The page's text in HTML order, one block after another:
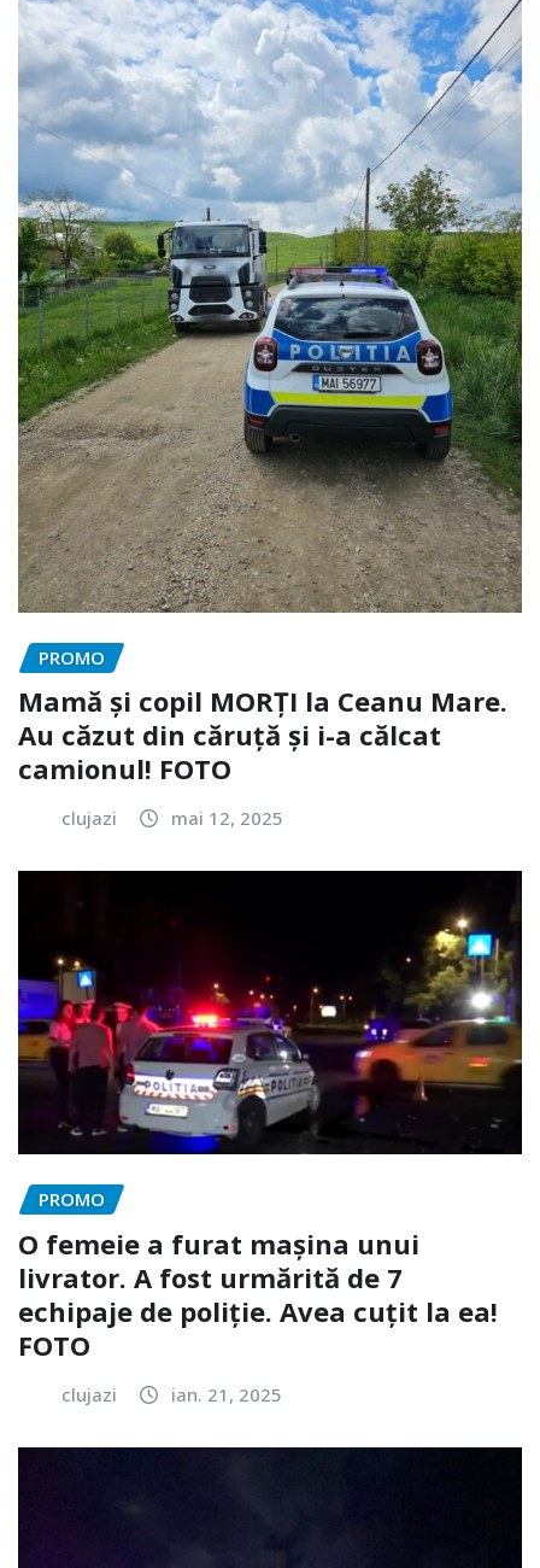
PROMO
Mamă și copil MORȚI la Ceanu Mare.
Au căzut din căruță și i-a călcat
camionul! FOTO
clujazi mai 12, 2025
PROMO
O femeie a furat mașina unui
livrator. A fost urmărită de 7
echipaje de poliție. Avea cuțit la ea!
FOTO
clujazi ian. 21, 2025